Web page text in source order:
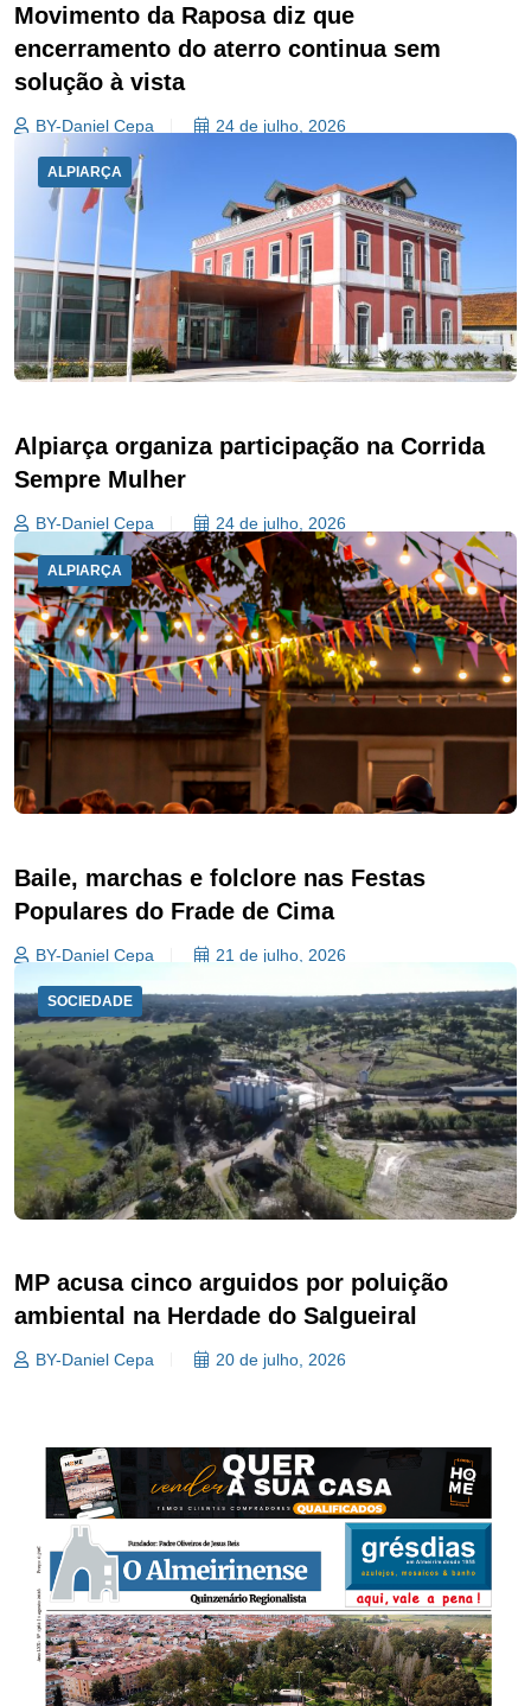
Movimento da Raposa diz que
encerramento do aterro continua sem
solução à vista
BY-Daniel Cepa 24 de julho, 2026
ALPIARÇA
Alpiarça organiza participação na Corrida
Sempre Mulher
BY-Daniel Cepa 24 de julho, 2026
ALPIARÇA
Baile, marchas e folclore nas Festas
Populares do Frade de Cima
BY-Daniel Cepa 21 de julho, 2026
SOCIEDADE
MP acusa cinco arguidos por poluição
ambiental na Herdade do Salgueiral
BY-Daniel Cepa 20 de julho, 2026